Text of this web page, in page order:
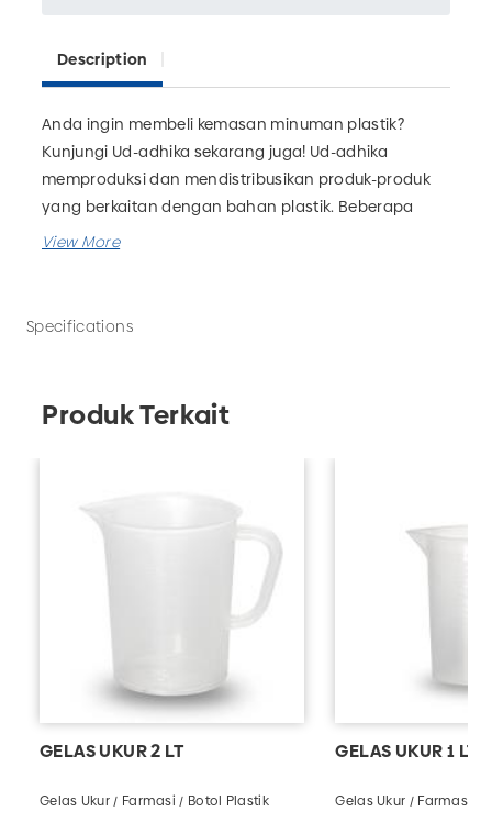
Description
Anda ingin membeli kemasan minuman plastik?
Kunjungi Ud-adhika sekarang juga! Ud-adhika
memproduksi dan mendistribusikan produk-produk
yang berkaitan dengan bahan plastik. Beberapa
kemasan yang dapat Anda temukan diantaranya
bisnis minuman Anda. UD Adhika juga menerima
Specifications
Produk Terkait
GELAS UKUR 2 LT
Gelas Ukur / Farmasi / Botol Plastik
GELAS UKUR 1 LT
Gelas Ukur / Farmasi /